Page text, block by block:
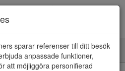
sparar referenser till ditt besök
anpassade funktioner,
att möjliggöra personifierad